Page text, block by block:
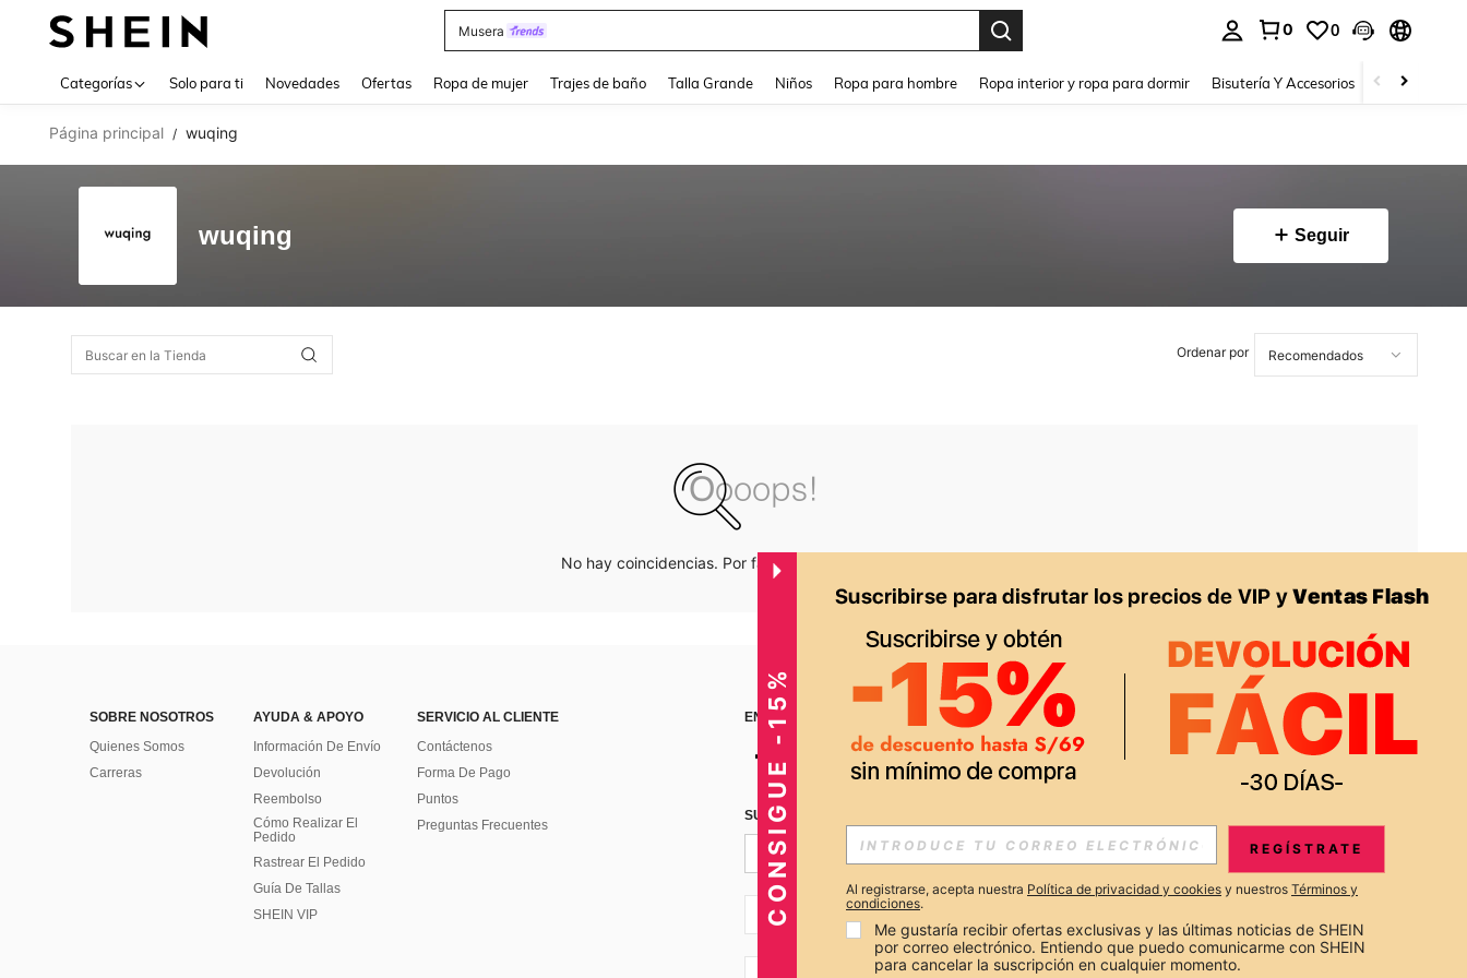
Musera
0 0
Categorías Solo para ti Novedades Ofertas Ropa de mujer Trajes de baño Talla Grande Niños Ropa para hombre Ropa interior y ropa para dormir Bisutería Y Accesorios Zapatos
Página principal / wuqing
wuqing Seguir
Ordenar por
No hay coincidencias. Por favor inténtalo de nuevo.
SOBRE NOSOTROS
Quienes Somos
Carreras
AYUDA & APOYO
Información De Envío
Devolución
Reembolso
Cómo Realizar El
Pedido
Rastrear El Pedido
Guía De Tallas
SHEIN VIP
SERVICIO AL CLIENTE
Contáctenos
Forma De Pago
Puntos
Preguntas Frecuentes
ENCUÉNTRANOS EN APP
SUSCRÍBETE PARA RECIBIR OFERTAS EXCLUSIVAS, PROMOCIONES Y NOTICIAS DE SHEIN
Suscribir
PE + 51
CONSIGUE -15% REGÍSTRATE
Al registrarse, acepta nuestra Política de privacidad y cookies y nuestros Términos y
condiciones.
Me gustaría recibir ofertas exclusivas y las últimas noticias de SHEIN
por correo electrónico. Entiendo que puedo comunicarme con SHEIN
para cancelar la suscripción en cualquier momento.